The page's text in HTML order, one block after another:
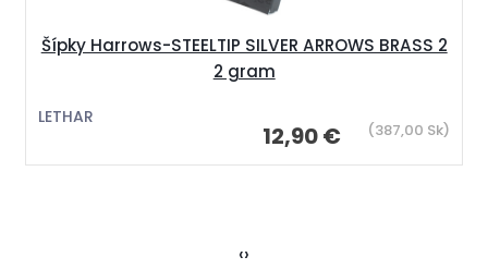
Šípky Harrows-STEELTIP SILVER ARROWS BRASS 2
2 gram
LETHAR
12,90 € (387,00 Sk)
‹›